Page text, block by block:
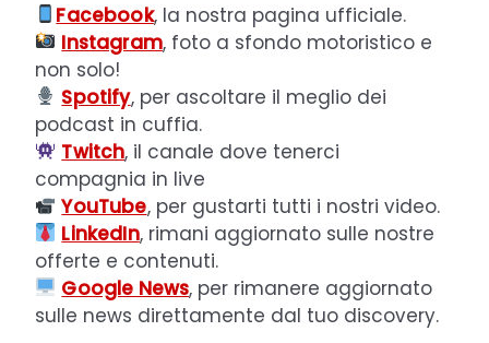
Facebook, la nostra pagina ufficiale.
Instagram, foto a sfondo motoristico e
non solo!
Spotify, per ascoltare il meglio dei
podcast in cuffia.
Twitch, il canale dove tenerci
compagnia in live
YouTube, per gustarti tutti i nostri video.
LinkedIn, rimani aggiornato sulle nostre
offerte e contenuti.
Google News, per rimanere aggiornato
sulle news direttamente dal tuo discovery.